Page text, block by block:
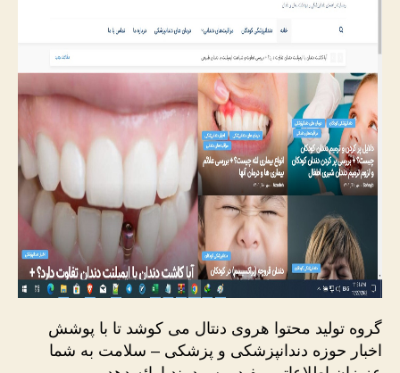
گروه تولید محتوا هروی دنتال می کوشد تا با پوشش
اخبار حوزه دندانپزشکی و پزشکی – سلامت به شما